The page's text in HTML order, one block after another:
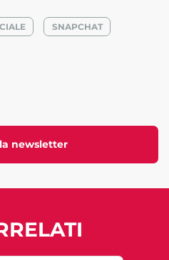
newsletter
SNAPCHAT